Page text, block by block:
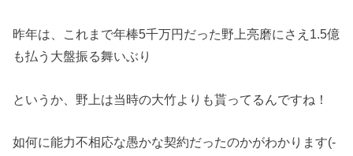
昨年は、これまで年棒5千万円だった野上亮磨にさえ1.5億
も払う大盤振る舞いぶり
というか、野上は当時の大竹よりも貰ってるんですね！
如何に能力不相応な愚かな契約だったのかがわかります(-